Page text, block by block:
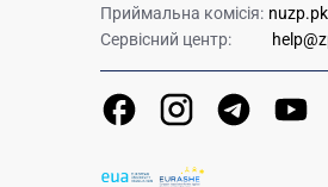
Приймальна комісія:
Сервісний центр: